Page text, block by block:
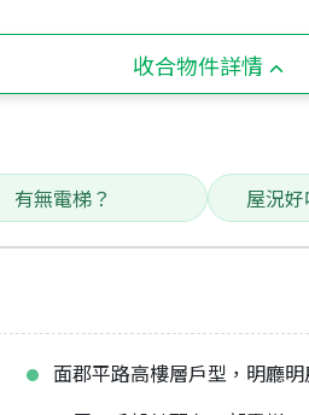
收合物件詳情
有無電梯？ 屋況
面郡平路高樓層戶型，明廳